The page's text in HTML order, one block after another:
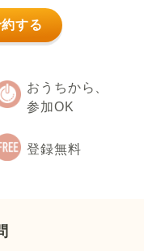
する
おうちから、
参加OK
登録無料